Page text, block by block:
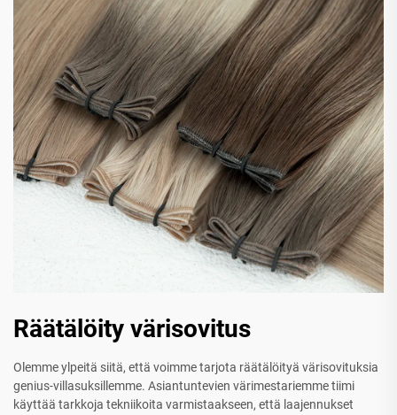
Räätälöity värisovitus
Olemme ylpeitä siitä, että voimme tarjota räätälöityä värisovituksia
genius-villasuksillemme. Asiantuntevien värimestariemme tiimi
käyttää tarkkoja tekniikoita varmistaakseen, että laajennukset